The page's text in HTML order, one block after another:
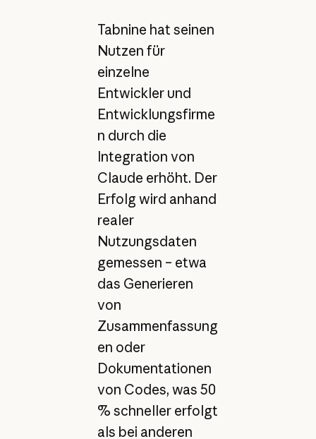
Tabnine hat seinen
Nutzen für
einzelne
Entwickler und
Entwicklungsfirme
n durch die
Integration von
Claude erhöht. Der
Erfolg wird anhand
realer
Nutzungsdaten
gemessen – etwa
das Generieren
von
Zusammenfassung
en oder
Dokumentationen
von Codes, was 50
% schneller erfolgt
als bei anderen